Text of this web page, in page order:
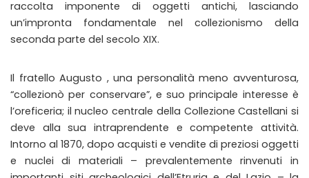
raccolta imponente di oggetti antichi, lasciando
un’impronta fondamentale nel collezionismo della
seconda parte del secolo XIX.
Il fratello Augusto , una personalità meno avventurosa,
“collezionò per conservare”, e suo principale interesse è
l’oreficeria; il nucleo centrale della Collezione Castellani si
deve alla sua intraprendente e competente attività.
Intorno al 1870, dopo acquisti e vendite di preziosi oggetti
e nuclei di materiali – prevalentemente rinvenuti in